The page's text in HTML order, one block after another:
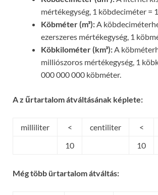
mértékegység, 1 köbdeciméter =
Köbméter (m³): A
ezerszeres mértékegység, 1
Köbkilométer (km³): A
milliószoros mértékegység, 1
000 000 000 köbméter.
A z űrtartalom átváltásának képlete:
milliliter < centiliter <
10
10
Még több ürtartalom átváltás: